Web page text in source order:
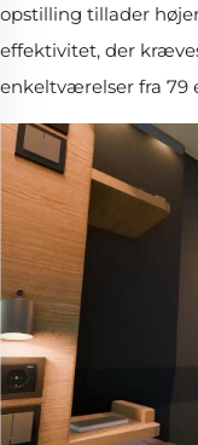
opstilling tillader
effektivitet, der
enkeltværelser fra 79